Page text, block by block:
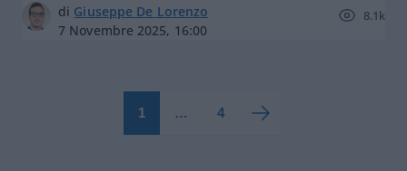
di Giuseppe De Lorenzo
7 Novembre 2025, 16:00
8.1k
1 … 4